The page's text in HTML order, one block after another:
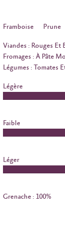
Framboise Prune
Viandes : Rouges Et
Fromages : À Pâte
Légumes : Tomates
Légère
Faible
Léger
Grenache : 100%